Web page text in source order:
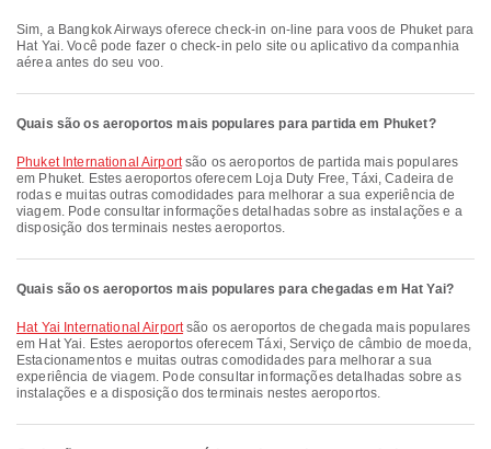
Sim, a Bangkok Airways oferece check-in on-line para voos de Phuket para
Hat Yai. Você pode fazer o check-in pelo site ou aplicativo da companhia
aérea antes do seu voo.
Quais são os aeroportos mais populares para partida em Phuket?
Phuket International Airportsão os aeroportos de partida mais populares
em Phuket. Estes aeroportos oferecem Loja Duty Free, Táxi, Cadeira de
rodas e muitas outras comodidades para melhorar a sua experiência de
viagem. Pode consultar informações detalhadas sobre as instalações e a
disposição dos terminais nestes aeroportos.
Quais são os aeroportos mais populares para chegadas em Hat Yai?
Hat Yai International Airportsão os aeroportos de chegada mais populares
em Hat Yai. Estes aeroportos oferecem Táxi, Serviço de câmbio de moeda,
Estacionamentos e muitas outras comodidades para melhorar a sua
experiência de viagem. Pode consultar informações detalhadas sobre as
instalações e a disposição dos terminais nestes aeroportos.